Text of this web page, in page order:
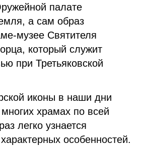
палате
а сам образ
музее Святителя
который служит
при Третьяковской
иконы в наши дни
храмах по всей
легко узнается
особенностей.